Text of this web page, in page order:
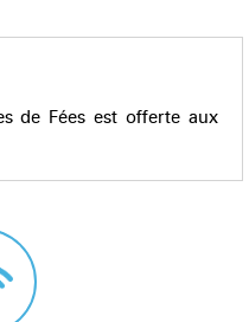
de Fées est offerte aux